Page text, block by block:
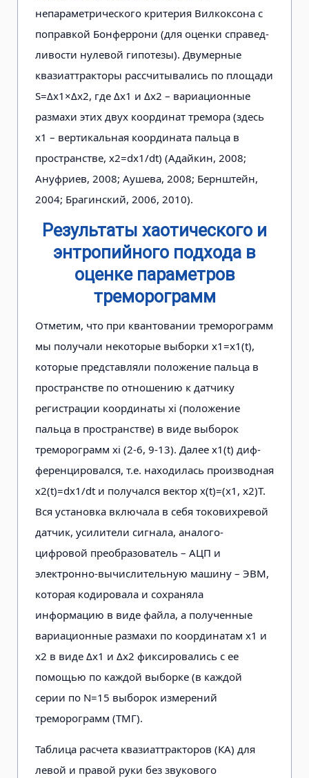
непараметри­ческого критерия Вилкоксона с
поправкой Бонферрони (для оценки справед­
ливости нулевой гипотезы). Двумерные
квазиаттракторы рассчитывались по пло­щади
S=Δx1×Δx2, где Δx1 и Δx2 – вариационные
размахи этих двух координат тремора (здесь
x1 – вертикальная коор­дината пальца в
пространстве, х2=dx1/dt) (Адайкин, 2008;
Ануфриев, 2008; Ауше­ва, 2008; Бернштейн,
2004; Брагинский, 2006, 2010).
Результаты хаотического и
энтропийного подхода в
оценке параметров
треморограмм
Отметим, что при квантовании тре­морограмм
мы получали некоторые выборки x1=x1(t),
которые представ­ляли положение пальца в
пространст­ве по отношению к датчику
регистрации координаты xi (положение
пальца в пространстве) в виде выборок
треморограмм xi (2-6, 9-13). Далее x1(t) диф­
ференцировался, т.е. находилась произ­водная
x2(t)=dx1/dt и получался вектор x(t)=(x1, x2)T.
Вся установка включала в себя токовихревой
датчик, усилители сигнала, аналого-
цифровой преобразо­ватель – АЦП и
электронно-вычисли­тельную машину – ЭВМ,
которая кодировала и сохраняла
информацию в виде файла, а полученные
вариационные размахи по координатам x1 и
х2 в виде Δx1 и Δx2 фиксировались с ее
помощью по каждой выборке (в каждой
серии по N=15 выборок измерений
треморограмм (ТМГ).
Таблица расчета квазиаттракторов (КА) для
левой и правой руки без зву­кового